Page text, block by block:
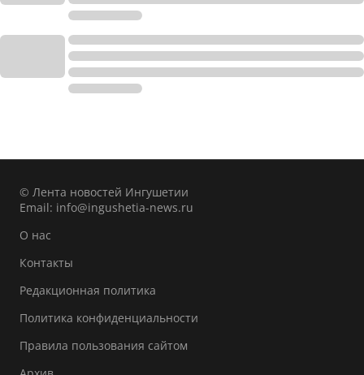
© Лента новостей Ингушетии
Email: info@ingushetia-news.ru
О нас
Контакты
Редакционная политика
Политика конфиденциальности
Правила пользования сайтом